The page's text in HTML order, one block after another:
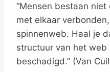
“Mensen bestaan
met elkaar
spinnenweb. Haal je
structuur van het web
beschadigd.” (Van